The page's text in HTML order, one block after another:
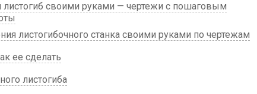
листогиб своими руками — чертежи с пошаговым
листогибочного станка своими руками по чертежам
ее сделать
листогиба